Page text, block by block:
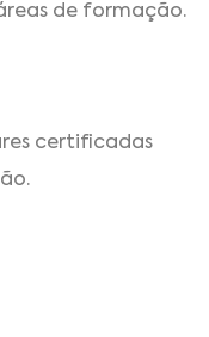
de formação.
certificadas